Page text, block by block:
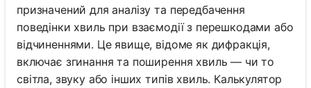
призначений для аналізу та передбачення
поведінки хвиль при взаємодії з перешкодами або
відчиненнями. Це явище, відоме як дифракція,
включає згинання та поширення хвиль — чи то
світла, звуку або інших типів хвиль. Калькулятор